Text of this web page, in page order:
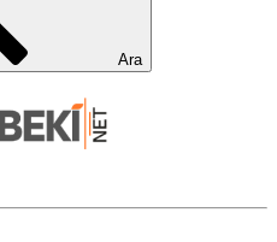
Ara